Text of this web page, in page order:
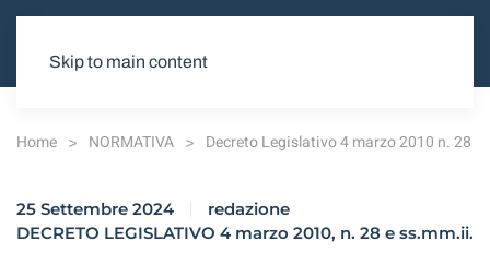
Skip to main content
Home NORMATIVA Decreto Legislativo 4 marzo 2010 n. 28
25 Settembre 2024
redazione
DECRETO LEGISLATIVO 4 marzo 2010, n. 28 e ss.mm.ii.